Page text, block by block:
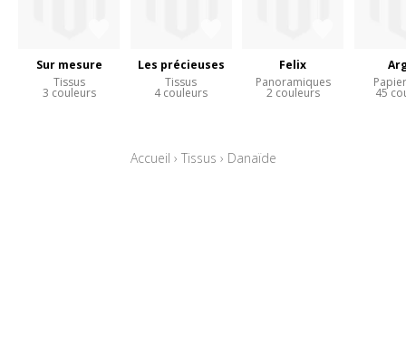
Sur mesure
Tissus
3 couleurs
Les précieuses
Tissus
4 couleurs
Felix
Panoramiques
2 couleurs 45
Accueil › Tissus › Danaïde